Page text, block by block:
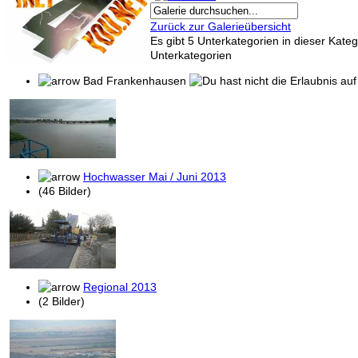
Zurück zur Galerieübersicht
Es gibt 5 Unterkategorien in dieser
Unterkategorien
Bad Frankenhausen
Hochwasser Mai / Juni 2013
(46 Bilder)
Regional 2013
(2 Bilder)